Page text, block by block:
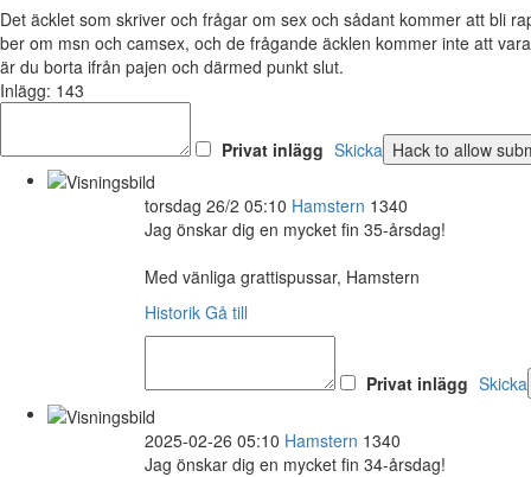
Det äcklet som skriver och frågar om sex och sådant kommer att bli
ber om msn och camsex, och de frågande äcklen kommer inte att
är du borta ifrån pajen och därmed punkt slut.
Inlägg: 143
Privat inlägg Skicka
torsdag 26/2 05:10 Hamstern 1340
Jag önskar dig en mycket fin 35-årsdag!
Med vänliga grattispussar, Hamstern
Historik Gå till
Privat inlägg Skicka
2025-02-26 05:10 Hamstern 1340
Jag önskar dig en mycket fin 34-årsdag!